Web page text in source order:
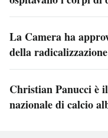
La Camera ha
della
Christian Panucci è
nazionale di calcio